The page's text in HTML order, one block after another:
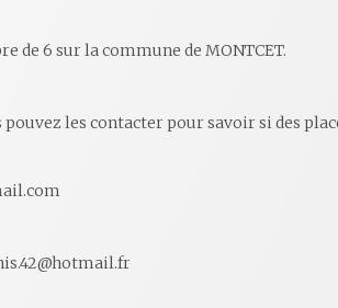
de 6 sur la commune de MONTCET.
les contacter pour savoir si des